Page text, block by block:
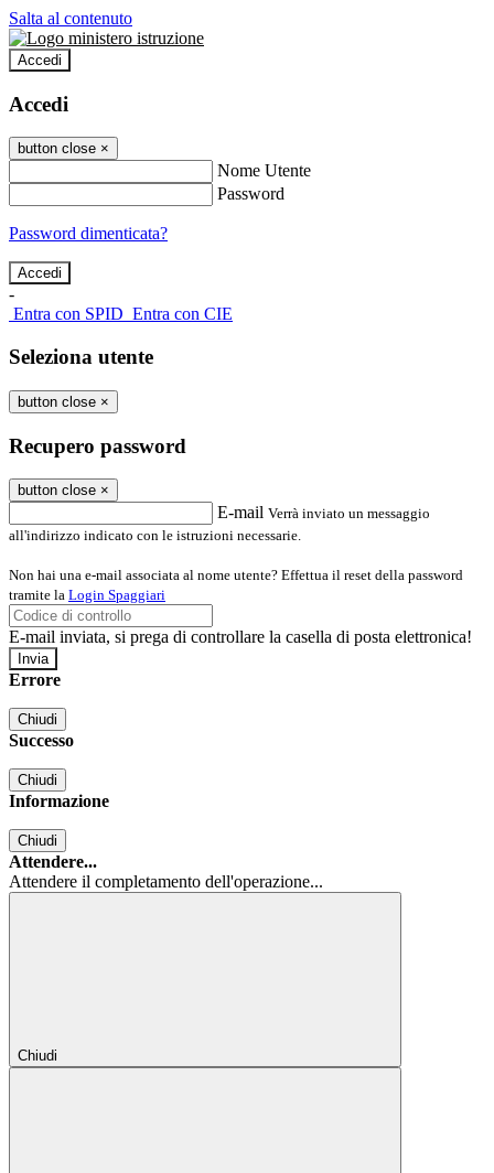
Salta al contenuto
Accedi
Accedi
button close ×
Nome Utente
Password
Password dimenticata?
-
Entra con SPID Entra con CIE
Seleziona utente
button close ×
Recupero password
button close ×
E-mail Verrà inviato un messaggio
all'indirizzo indicato con le istruzioni necessarie.
Non hai una e-mail associata al nome utente? Effettua il reset della password
tramite la Login Spaggiari
E-mail inviata, si prega di controllare la casella di posta elettronica!
Errore
Chiudi
Successo
Chiudi
Informazione
Chiudi
Attendere...
Attendere il completamento dell'operazione...
Chiudi